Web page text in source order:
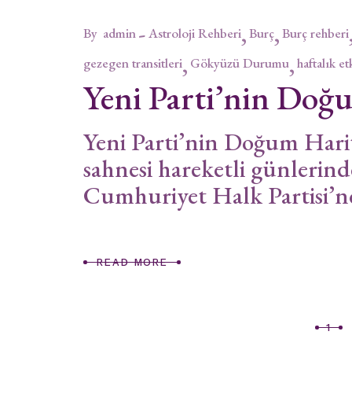
By admin Astroloji Rehberi Burç Burç rehberi
gezegen transitleri Gökyüzü Durumu haftalık
Yeni Parti’nin
Yeni Parti’nin Doğum
sahnesi hareketli
Cumhuriyet Halk
READ MORE
1